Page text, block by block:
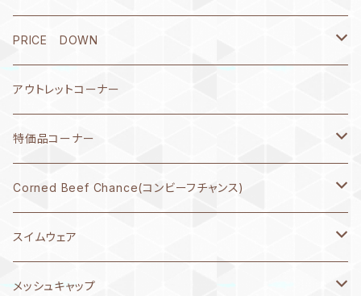
書き心 春流・破留(ハル)シリーズ
REBORN(リヴォーン)
SHU matsukura
緑川マリナ
スーパーお父さん
8月1日～10日
7月21日～31日
7月11日～20日
7月1日～10日
6月21日～30日
6月11日～20日
PRICE DOWN
2026年5月
2026年4月
2026年3月
2026年2月
2025年12月
アウトレットコーナー
特価品コーナー
レディス水着
ガールズ水着
メンズ水着
Corned Beef Chance(コンビーフチャンス)
Tシャツ
原画
スイムウェア
メンズ 承認水着
メッシュキャップ